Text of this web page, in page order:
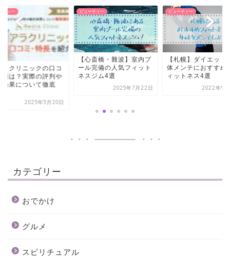
ティー
ラクリニックの口コ
判は？実際の評判や
効果について徹底
2025年5月20日
ビューティー
【心斎橋・難波】室内プ
ール完備の人気フィット
ネスジム4選
2025年7月22日
ビューティー
【札幌】ダイエット
体メンテにおすすめ
ィットネス4選
2022年9
カテゴリー
おでかけ
グルメ
スピリチュアル